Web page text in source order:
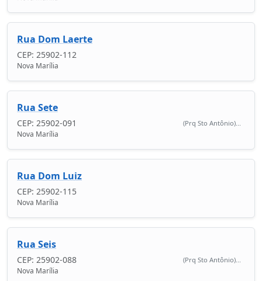
Rua Dom Laerte
CEP: 25902-112
Nova Marília
Rua Sete
CEP: 25902-091 (Prq Sto Antônio)...
Nova Marília
Rua Dom Luiz
CEP: 25902-115
Nova Marília
Rua Seis
CEP: 25902-088 (Prq Sto Antônio)...
Nova Marília